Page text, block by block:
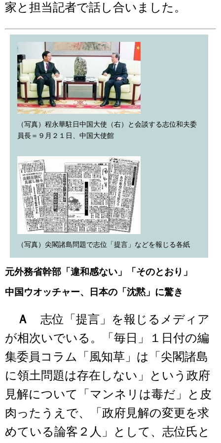
家と担当記者で話し合いました。
（写真）程永華駐日中国大使（右）と会談する志位和夫委
員長＝９月２１日、中国大使館
（写真）尖閣諸島問題で志位「提言」などを報じる各紙
元外務省幹部「違和感ない」「そのとおり」
中国ウオッチャー、日本の「沈黙」に驚き
Ａ
志位「提言」を報じるメディア
が相次いでいる。「毎日」１日付の編
集委員コラム「風知草」は「尖閣諸島
に領土問題は存在しない」という政府
見解について「マンネリは毒だ」と皮
肉ったうえで、「政府見解の変更を求
めている論客２人」として、志位氏と